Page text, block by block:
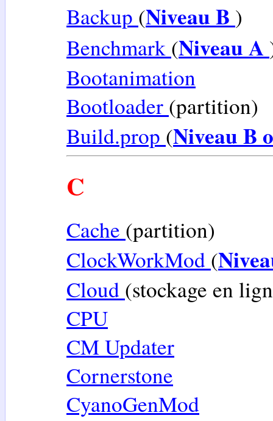
Backup (Niveau B )
Benchmark (Niveau A
Bootanimation
Bootloader (partition)
Build.prop (Niveau B
C
Cache (partition)
ClockWorkMod (
Cloud (stockage en
CPU
CM Updater
Cornerstone
CyanoGenMod